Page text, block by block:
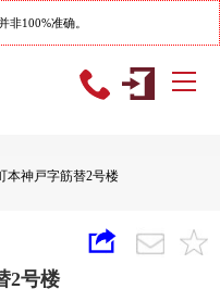
非100%准确。
本神戸字筋替2号楼
2号楼